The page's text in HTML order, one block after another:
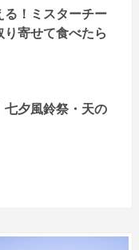
る！ミスターチー
り寄せて食べたら
七夕風鈴祭・天の